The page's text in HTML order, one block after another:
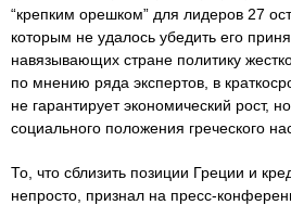
“крепким орешком” для лидеров 27
которым не удалось убедить его
навязывающих стране политику
по мнению ряда экспертов, в
не гарантирует экономический рост,
социального положения греческого
То, что сблизить позиции Греции и
непросто, признал на пресс-